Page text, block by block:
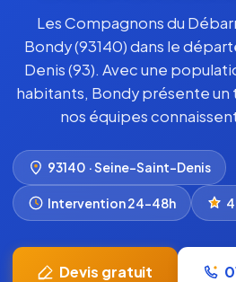
Les Compagnons du
Bondy (93140) dans le
Denis (93). Avec une
habitants, Bondy présente un
nos équipes
93140 · Seine-Saint-Denis
Intervention 24–48h
Devis gratuit